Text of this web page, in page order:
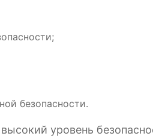
безопасности.
уровень